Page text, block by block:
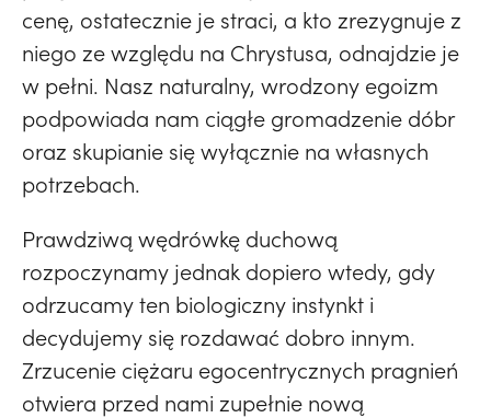
cenę, ostatecznie je straci, a kto zrezygnuje z
niego ze względu na Chrystusa, odnajdzie je
w pełni. Nasz naturalny, wrodzony egoizm
podpowiada nam ciągłe gromadzenie dóbr
oraz skupianie się wyłącznie na własnych
potrzebach.
Prawdziwą wędrówkę duchową
rozpoczynamy jednak dopiero wtedy, gdy
odrzucamy ten biologiczny instynkt i
decydujemy się rozdawać dobro innym.
Zrzucenie ciężaru egocentrycznych pragnień
otwiera przed nami zupełnie nową